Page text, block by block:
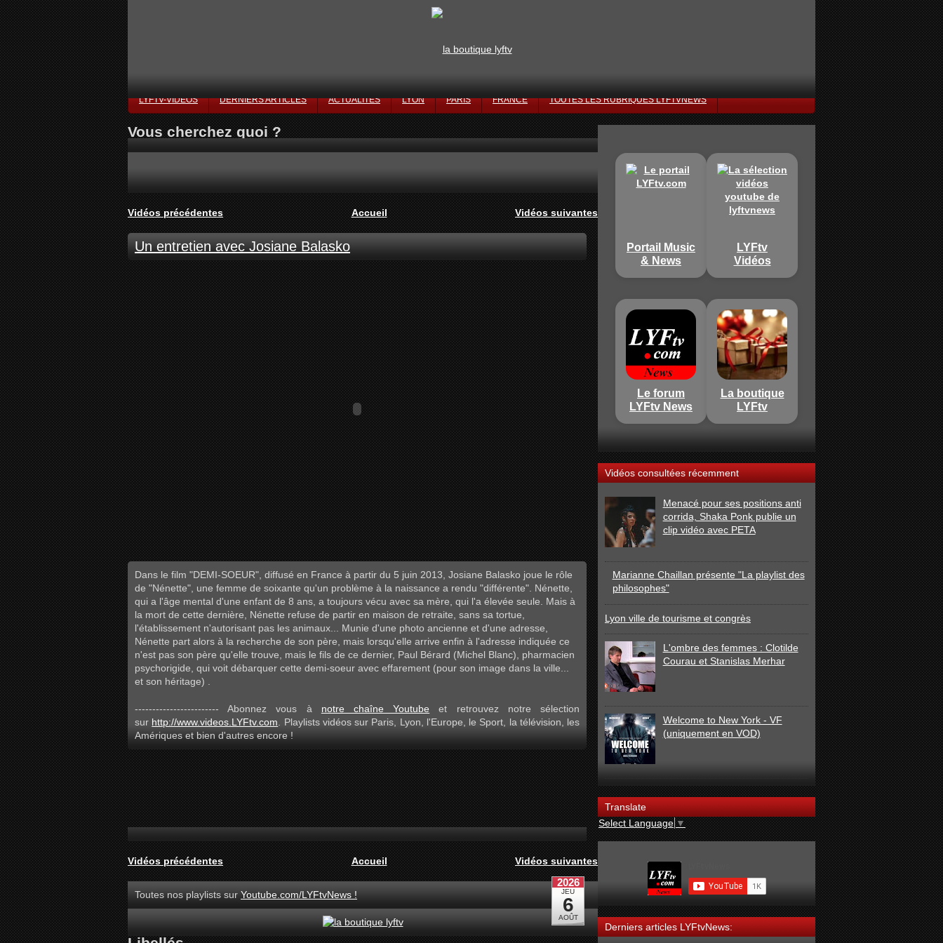
LYFTV-VIDÉOS DERNIERS ARTICLES ACTUALITÉS LYON PARIS FRANCE TOUTES LES RUBRIQUES LYFTVNEWS
Vous cherchez quoi ?
Vidéos suivantes
Vidéos précédentes Accueil
Un entretien avec Josiane Balasko
Dans le film "DEMI-SOEUR", diffusé en France à partir du 5 juin 2013, Josiane Balasko joue le rôle
de "Nénette", une femme de soixante qu'un problème à la naissance a rendu "différente". Nénette,
qui a l'âge mental d'une enfant de 8 ans, a toujours vécu avec sa mère, qui l'a élevée seule. Mais à
la mort de cette dernière, Nénette refuse de partir en maison de retraite, sans sa tortue,
l'établissement n'autorisant pas les animaux... Munie d'une photo ancienne et d'une adresse,
Nénette part alors à la recherche de son père, mais lorsqu'elle arrive enfin à l'adresse indiquée ce
n'est pas son père qu'elle trouve, mais le fils de ce dernier, Paul Bérard (Michel Blanc), pharmacien
psychorigide, qui voit débarquer cette demi-soeur avec effarement (pour son image dans la ville...
et son héritage) .
------------------------ Abonnez vous à notre chaîne Youtube et retrouvez notre sélection
sur http://www.videos.LYFtv.com . Playlists vidéos sur Paris, Lyon, l'Europe, le Sport, la télévision, les
Amériques et bien d'autres encore !
Vidéos suivantes
Vidéos précédentes Accueil
Toutes nos playlists sur Youtube.com/LYFtvNews !
Portail Music
& News
LYFtv
Vidéos
Le forum
LYFtv News
La boutique
LYFtv
Vidéos consultées récemment
Menacé pour ses positions anti
corrida, Shaka Ponk publie un
clip vidéo avec PETA
Marianne Chaillan présente "La playlist des
philosophes"
Lyon ville de tourisme et congrès
L'ombre des femmes : Clotilde
Courau et Stanislas Merhar
Welcome to New York - VF
(uniquement en VOD)
Translate
Select Language▼
Derniers articles LYFtvNews: